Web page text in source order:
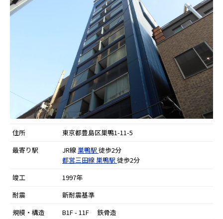
住所
東京都豊島区巣鴨1-11-5
最寄り駅
JR線巣鴨駅 徒歩2分
都営三田線巣鴨駅 徒歩2分
竣工
1997年
耐震
新耐震基準
規模・構造
B1F - 11F 鉄骨造